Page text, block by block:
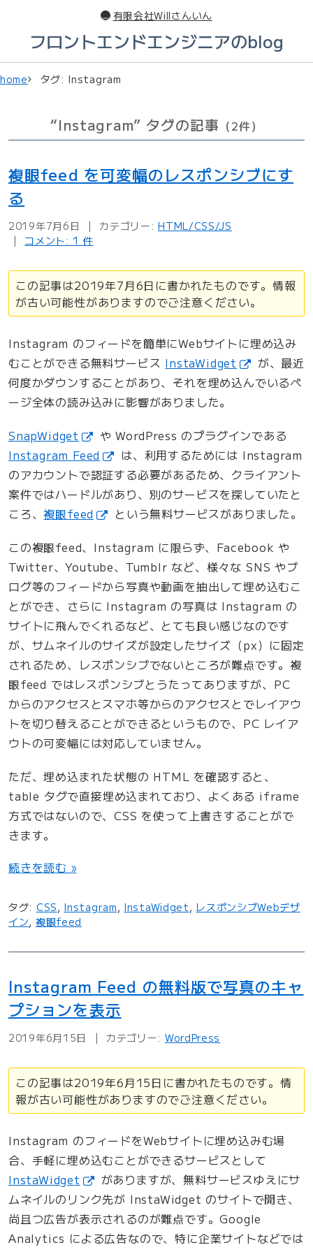
このページの本文へ
フロントエンドエンジニアのblog
有限会社Willさんいん
home タグ: Instagram
“Instagram” タグの記事 （2件）
複眼feed を可変幅のレスポンシブにす
る
2019年7月6日 カテゴリー:HTML/CSS/JS
コメント: 1 件
この記事は2019年7月6日に書かれたものです。情報
が古い可能性がありますのでご注意ください。
Instagram のフィードを簡単にWebサイトに埋め込み
むことができる無料サービス InstaWidget
が、最近
何度かダウンすることがあり、それを埋め込んでいるペ
ージ全体の読み込みに影響がありました。
SnapWidget
や WordPress のプラグインである
Instagram Feed
は、利用するためには Instagram
のアカウントで認証する必要があるため、クライアント
案件ではハードルがあり、別のサービスを探していたと
ころ、複眼feed
という無料サービスがありました。
この複眼feed、Instagram に限らず、Facebook や
Twitter、Youtube、Tumblr など、様々な SNS やブ
ログ等のフィードから写真や動画を抽出して埋め込むこ
とができ、さらに Instagram の写真は Instagram の
サイトに飛んでくれるなど、とても良い感じなのです
が、サムネイルのサイズが設定したサイズ（px）に固定
されるため、レスポンシブでないところが難点です。複
眼feed ではレスポンシブとうたってありますが、PC
からのアクセスとスマホ等からのアクセスとでレイアウ
トを切り替えることができるというもので、PC レイア
ウトの可変幅には対応していません。
ただ、埋め込まれた状態の HTML を確認すると、
table タグで直接埋め込まれており、よくある iframe
方式ではないので、CSS を使って上書きすることがで
きます。
“
眼
f
e
を
可
変
幅
レ
ス
ポ
ン
シ
ブ
に
す
る
”
の
続きを読む »
タグ: CSS, Instagram, InstaWidget, レスポンシブWebデザ
イン, 複眼feed
Instagram Feed の無料版で写真のキャ
プションを表示
2019年6月15日 カテゴリー: WordPress
この記事は2019年6月15日に書かれたものです。情
報が古い可能性がありますのでご注意ください。
Instagram のフィードをWebサイトに埋め込みむ場
合、手軽に埋め込むことができるサービスとして
InstaWidget
がありますが、無料サービスゆえにサ
ムネイルのリンク先が InstaWidget のサイトで開き、
尚且つ広告が表示されるのが難点です。Google
Analytics による広告なので、特に企業サイトなどでは